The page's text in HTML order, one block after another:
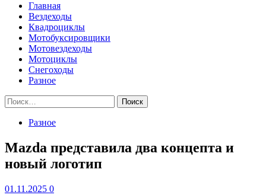
Главная
Вездеходы
Квадроциклы
Мотобуксировщики
Мотовездеходы
Мотоциклы
Снегоходы
Разное
Найти:
Разное
Mazda представила два концепта и
новый логотип
01.11.2025 0